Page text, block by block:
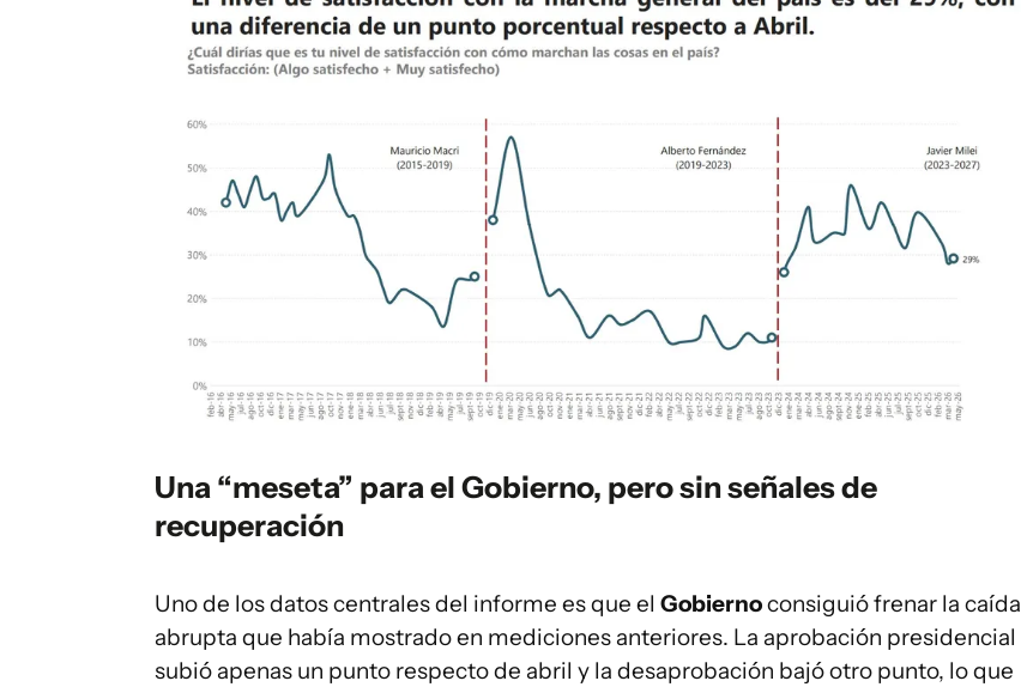
Una “meseta” para el Gobierno, pero sin señales de
recuperación
Uno de los datos centrales del informe es que el Gobiernoconsiguió frenar la caída
abrupta que había mostrado en mediciones anteriores. La aprobación presidencial
subió apenas un punto respecto de abril y la desaprobación bajó otro punto, lo que